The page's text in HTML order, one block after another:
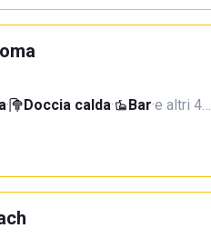
· Doccia calda· Bar·e altri 4…